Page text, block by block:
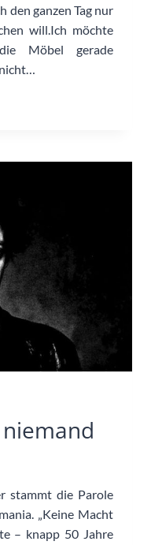
den ganzen Tag nur
will.Ich möchte
Möbel gerade
stammt die Parole
„Keine Macht
– knapp 50 Jahre